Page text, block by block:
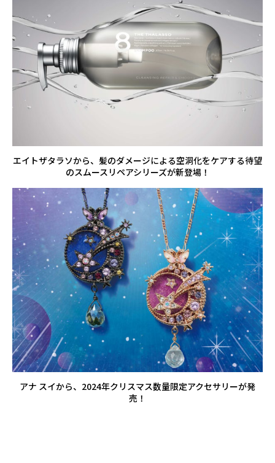
エイトザタラソから、髪のダメージによる空洞化をケアする待望
のスムースリペアシリーズが新登場！
アナ スイから、2024年クリスマス数量限定アクセサリーが発
売！